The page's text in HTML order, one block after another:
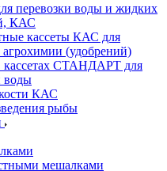
перевозки воды и жидких
КАС
кассеты КАС для
агрохимии (удобрений)
кассетах СТАНДАРТ для
воды
КАС
рыбы
мешалками